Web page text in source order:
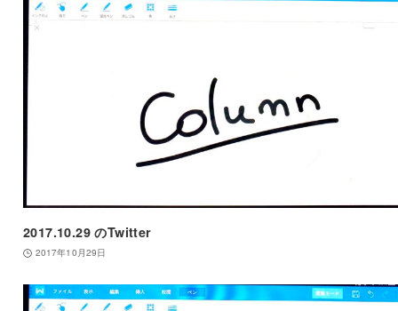
2017.10.29 のTwitter
2017年10月29日